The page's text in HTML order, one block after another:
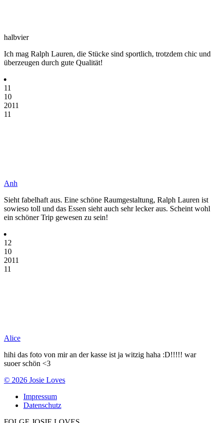
halbvier
Ich mag Ralph Lauren, die Stücke sind sportlich, trotzdem chic und
überzeugen durch gute Qualität!
11
10
2011
11
Anh
Sieht fabelhaft aus. Eine schöne Raumgestaltung, Ralph Lauren ist
sowieso toll und das Essen sieht auch sehr lecker aus. Scheint wohl
ein schöner Trip gewesen zu sein!
12
10
2011
11
Alice
hihi das foto von mir an der kasse ist ja witzig haha :D!!!!! war
suoer schön <3
© 2026 Josie Loves
Impressum
Datenschutz